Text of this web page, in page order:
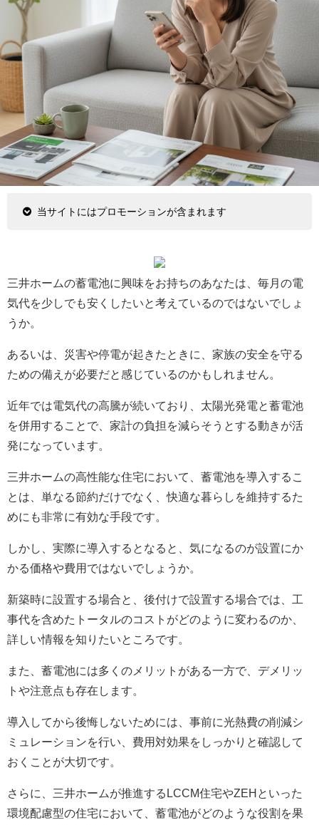
当サイトにはプロモーションが含まれます
三井ホームの蓄電池に興味をお持ちのあなたは、毎月の電
気代を少しでも安くしたいと考えているのではないでしょ
うか。
あるいは、災害や停電が起きたときに、家族の安全を守る
ための備えが必要だと感じているのかもしれません。
近年では電気代の高騰が続いており、太陽光発電と蓄電池
を併用することで、家計の負担を減らそうとする動きが活
発になっています。
三井ホームの高性能な住宅において、蓄電池を導入するこ
とは、単なる節約だけでなく、快適な暮らしを維持するた
めにも非常に有効な手段です。
しかし、実際に導入するとなると、気になるのが設置にか
かる価格や費用ではないでしょうか。
新築時に設置する場合と、後付けで設置する場合では、工
事代を含めたトータルのコストがどのように変わるのか、
詳しい情報を知りたいところです。
また、蓄電池には多くのメリットがある一方で、デメリッ
トや注意点も存在します。
導入してから後悔しないためには、事前に光熱費の削減シ
ミュレーションを行い、費用対効果をしっかりと確認して
おくことが大切です。
さらに、三井ホームが推進するLCCM住宅やZEHといった
環境配慮型の住宅において、蓄電池がどのような役割を果